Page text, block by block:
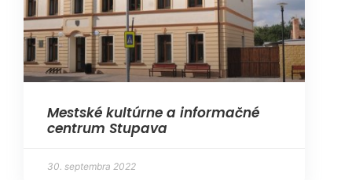
Mestské kultúrne a informačné
centrum Stupava
30. septembra 2022